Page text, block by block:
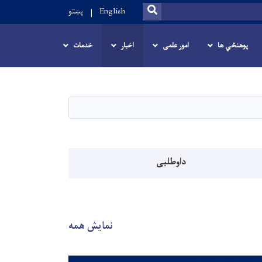
SEARCH
English پښتو
پوهنځي ها امور علمی اخبار خدمات
داوطلبی
نمایش همه